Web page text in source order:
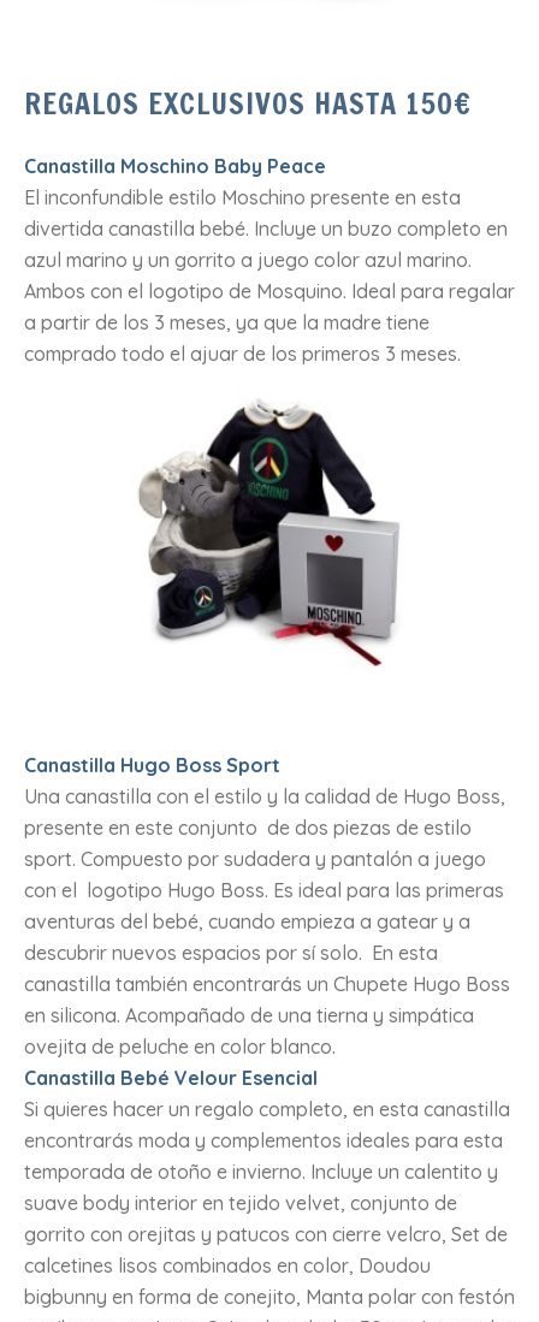
REGALOS EXCLUSIVOS HASTA 150€
Canastilla Moschino Baby Peace
El inconfundible estilo Moschino presente en esta
divertida canastilla bebé. Incluye un buzo completo en
azul marino y un gorrito a juego color azul marino.
Ambos con el logotipo de Mosquino. Ideal para regalar
a partir de los 3 meses, ya que la madre tiene
comprado todo el ajuar de los primeros 3 meses.
Canastilla Hugo Boss Sport
Una canastilla con el estilo y la calidad de Hugo Boss,
presente en este conjunto de dos piezas de estilo
sport. Compuesto por sudadera y pantalón a juego
con el logotipo Hugo Boss. Es ideal para las primeras
aventuras del bebé, cuando empieza a gatear y a
descubrir nuevos espacios por sí solo. En esta
canastilla también encontrarás un Chupete Hugo Boss
en silicona. Acompañado de una tierna y simpática
ovejita de peluche en color blanco.
Canastilla Bebé Velour Esencial
Si quieres hacer un regalo completo, en esta canastilla
encontrarás moda y complementos ideales para esta
temporada de otoño e invierno. Incluye un calentito y
suave body interior en tejido velvet, conjunto de
gorrito con orejitas y patucos con cierre velcro, Set de
calcetines lisos combinados en color, Doudou
bigbunny en forma de conejito, Manta polar con festón